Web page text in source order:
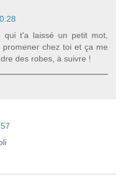
t'a laissé un petit mot,
chez toi et ça me
des robes, à suivre !